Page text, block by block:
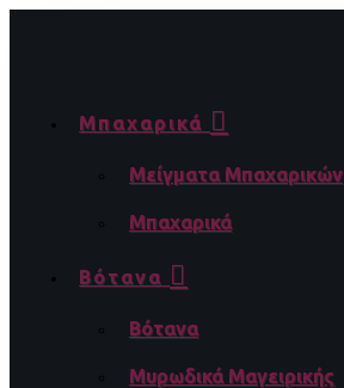
Μπαχαρικά
Μείγματα Μπαχαρικών
Μπαχαρικά
Βότανα
Βότανα
Μυρωδικά Μαγειρικής